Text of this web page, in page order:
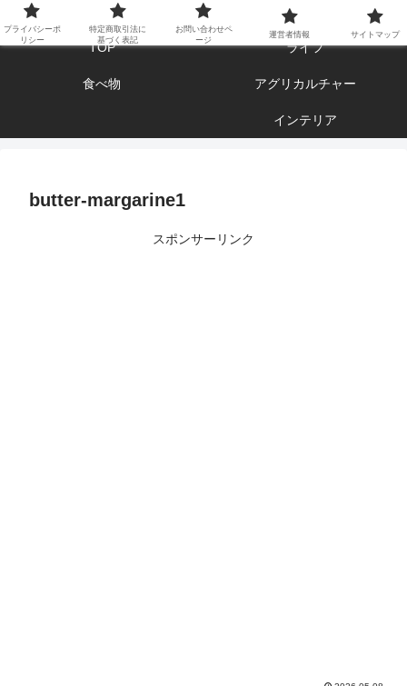
エンジョイ ブログライフ
TOP ライフ
食べ物 アグリカルチャー
インテリア
butter-margarine1
スポンサーリンク
プライバシーポ
リシー
特定商取引法に
基づく表記
お問い合わせペ
ージ
運営者情報 サイトマップ